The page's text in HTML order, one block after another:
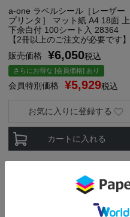
a-one ラベルシール［レーザー
プリンタ］ マット紙 A4 18面 上
下余白付 100シート入 28364
【2冊以上のご注文が必要です】
販売価格
¥6,050税込
さらにお得な [会員価格] あり
会員特別価格 ¥5,929税込
カートに入れる
お気に入りに登録する